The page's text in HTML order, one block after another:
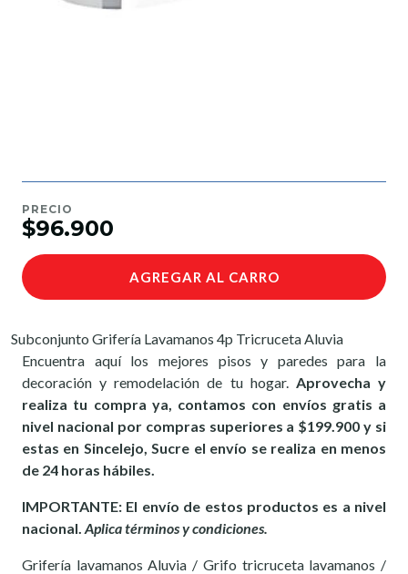
PRECIO
$96.900
AGREGAR AL CARRO
Subconjunto Grifería Lavamanos 4p Tricruceta Aluvia
Encuentra aquí los mejores pisos y paredes para la
decoración y remodelación de tu hogar. Aprovecha y
realiza tu compra ya, contamos con envíos gratis a
nivel nacional por compras superiores a $199.900 y si
estas en Sincelejo, Sucre el envío se realiza en menos
de 24 horas hábiles.
IMPORTANTE: El envío de estos productos es a nivel
nacional. Aplica términos y condiciones.
Grifería lavamanos Aluvia / Grifo tricruceta lavamanos /